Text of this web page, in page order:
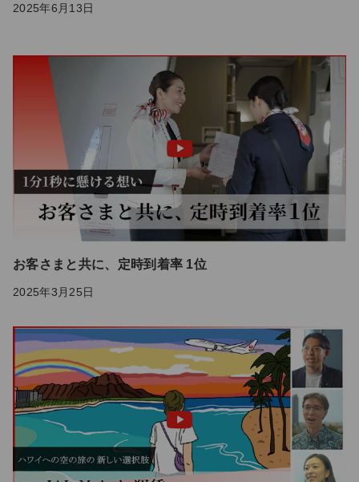
2025年6月13日
お客さまと共に、定時到着率 1位
2025年3月25日